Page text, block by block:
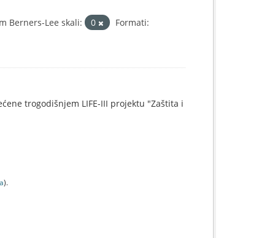
Berners-Lee skali: 0
Formati:
trogodišnjem LIFE-III projektu "Zaštita i
).